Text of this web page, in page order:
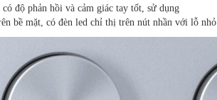
độ phản hồi và cảm giác tay tốt, sử dụng
bề mặt, có đèn led chỉ thị trên nút nhần với lỗ